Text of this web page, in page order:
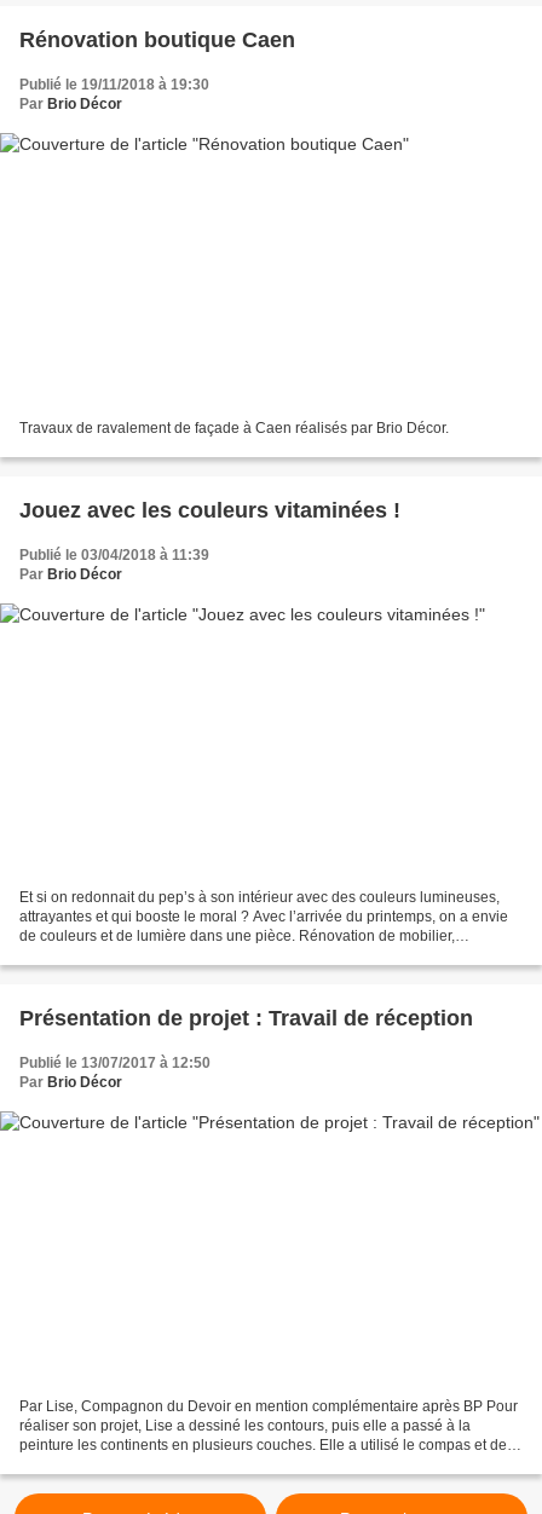
Rénovation boutique Caen
Publié le 19/11/2018 à 19:30
Par Brio Décor
Travaux de ravalement de façade à Caen réalisés par Brio Décor.
Jouez avec les couleurs vitaminées !
Publié le 03/04/2018 à 11:39
Par Brio Décor
Et si on redonnait du pep’s à son intérieur avec des couleurs lumineuses,
attrayantes et qui booste le moral ? Avec l’arrivée du printemps, on a envie
de couleurs et de lumière dans une pièce. Rénovation de mobilier,
Présentation de projet : Travail de réception
Publié le 13/07/2017 à 12:50
Par Brio Décor
Par Lise, Compagnon du Devoir en mention complémentaire après BP Pour
réaliser son projet, Lise a dessiné les contours, puis elle a passé à la
peinture les continents en plusieurs couches. Elle a utilisé le compas et des